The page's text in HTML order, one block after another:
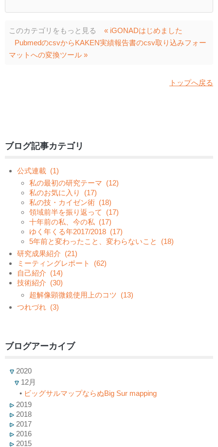
このカテゴリをもっと見る
« iGONADはじめました
PubmedのcsvからKAKEN実績報告書のcsv取り込みフォー
マットへの変換ツール »
トップへ戻る
ブログ記事カテゴリ
公式連載 (1)
私の最初の研究テーマ (12)
私のお気に入り
(17)
私の技・カイゼン術 (18)
領域前半を振り返って
(17)
十年前の私、今の私 (17)
ゆく年くる年2017/2018 (17)
5年前と変わったこと、変わらないこと
(18)
研究成果紹介 (21)
ミーティングレポート
(62)
自己紹介 (14)
技術紹介 (30)
超解像顕微鏡使用上のコツ (13)
つれづれ (3)
ブログアーカイブ
2020
12月
• ビッグサルマップならぬBig Sur mapping
2019
2018
2017
2016
2015